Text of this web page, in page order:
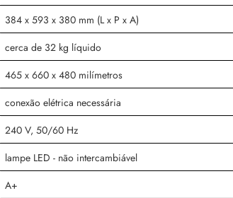
384 x 593 x 380 mm (L x P x A)
cerca de 32 kg líquido
465 x 660 x 480 milímetros
conexão elétrica necessária
240 V, 50/60 Hz
lampe LED - não intercambiável
A+